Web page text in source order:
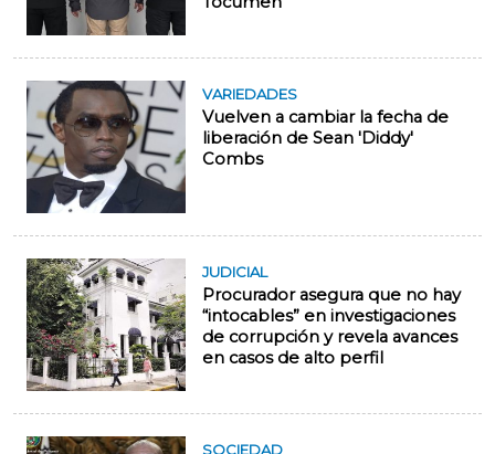
VARIEDADES
Vuelven a cambiar la fecha de
liberación de Sean 'Diddy'
Combs
JUDICIAL
Procurador asegura que no hay
“intocables” en investigaciones
de corrupción y revela avances
en casos de alto perfil
SOCIEDAD